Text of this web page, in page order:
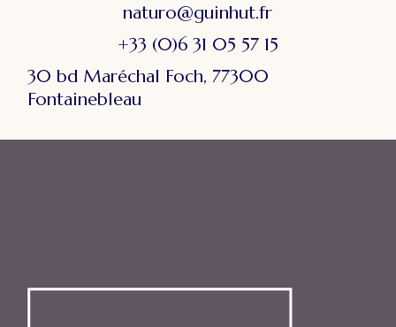
naturo@guinhut.fr
+33 (0)6 31 05 57 15
30 bd Maréchal Foch, 77300
Fontainebleau